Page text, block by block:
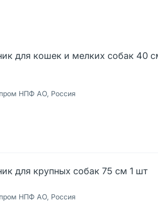
для кошек и мелких собак 40
НПФ АО, Россия
для крупных собак 75 см 1 шт
НПФ АО, Россия